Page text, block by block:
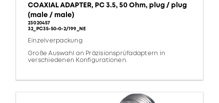
COAXIAL ADAPTER, PC 3.5, 50 Ohm, plug / plug
(male / male)
23020457
32_PC35-50-0-2/199_NE
Einzelverpackung
Große Auswahl an Präzisionsprüfadaptern in
verschiedenen Konfigurationen.